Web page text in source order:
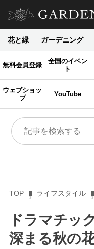
花と緑 ガーデニング
無料会員登録
全国のイベン
ト
ウェブショッ
プ
YouTube
TOP ライフスタイル
ドラマチッ
深まる秋の